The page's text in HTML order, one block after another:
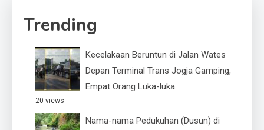
Trending
Kecelakaan Beruntun di Jalan Wates
Depan Terminal Trans Jogja Gamping,
Empat Orang Luka-luka
20 views
Nama-nama Pedukuhan (Dusun) di